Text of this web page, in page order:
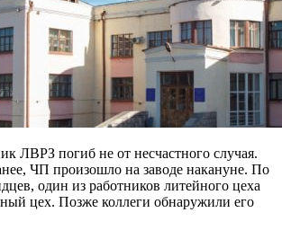
ЛВРЗ погиб не от несчастного случая.
ЧП произошло на заводе накануне. По
один из работников литейного цеха
цех. Позже коллеги обнаружили его